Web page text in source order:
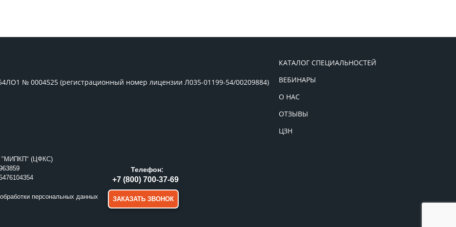
№ 0004525 (регистрационный номер лицензии Л035-01199-54/00209884)
КАТАЛОГ СПЕЦИАЛЬНОСТЕЙ
ВЕБИНАРЫ
О НАС
ОТЗЫВЫ
ЦЗН
(ЦФКС)
персональных данных
Телефон:
+7 (800) 700-37-69
ЗАКАЗАТЬ ЗВОНОК